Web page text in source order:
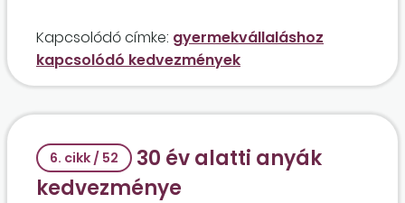
Kapcsolódó címke: gyermekvállaláshoz
kapcsolódó kedvezmények
6. cikk / 52
30 év alatti anyák
kedvezménye